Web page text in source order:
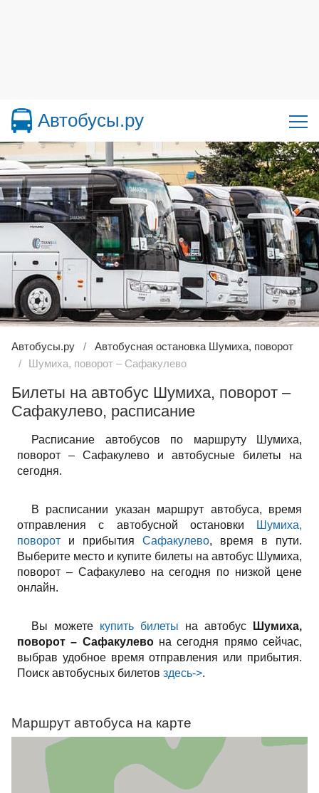
Автобусы.ру
Автобусы.ру
Автобусная остановка Шумиха, поворот
Шумиха, поворот – Сафакулево
Билеты на автобус Шумиха, поворот –
Сафакулево, расписание
Расписание автобусов по маршруту Шумиха,
поворот – Сафакулево и автобусные билеты на
сегодня.
В расписании указан маршрут автобуса, время
отправления с автобусной остановки
Шумиха,
поворот и прибытия Сафакулево, время в пути.
Выберите место и купите билеты на автобус Шумиха,
поворот – Сафакулево на сегодня по низкой цене
онлайн.
Вы можете купить билеты на автобус
Шумиха,
поворот – Сафакулевона сегодня прямо сейчас,
выбрав удобное время отправления или прибытия.
Поиск автобусных билетов здесь->.
Маршрут автобуса на карте